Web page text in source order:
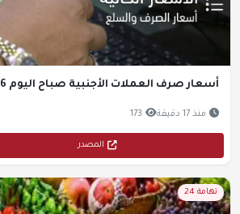
أسعار صرف العملات الأجنبية صباح اليوم 6 أغسطس 2026
منذ 17 دقيقة 173
المصدر
تهامة 24